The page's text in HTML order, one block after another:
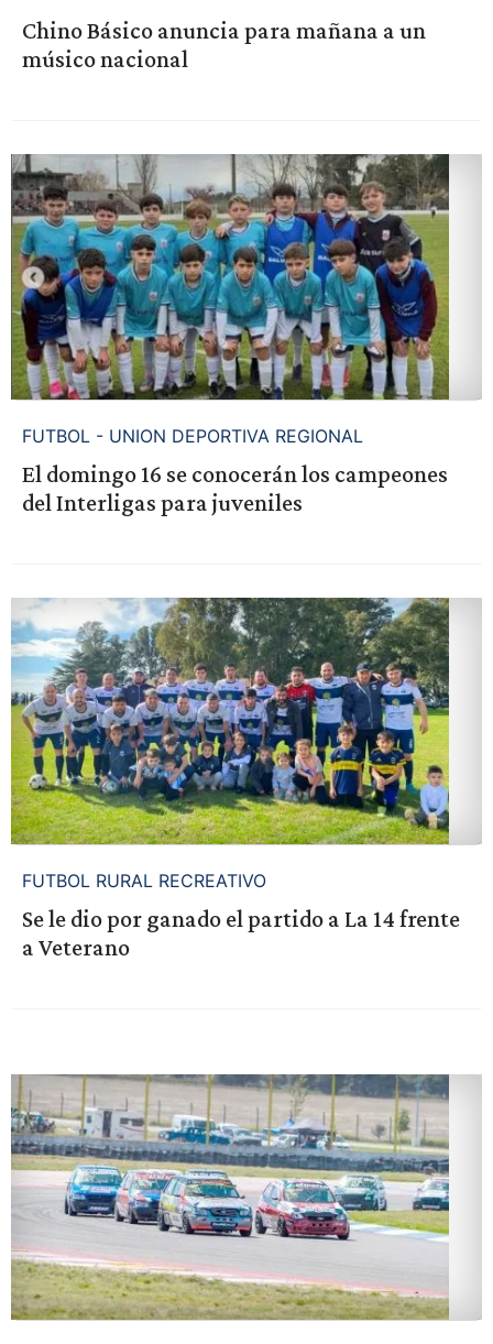
Chino Básico anuncia para mañana a un
músico nacional
FUTBOL - UNION DEPORTIVA REGIONAL
El domingo 16 se conocerán los campeones
del Interligas para juveniles
FUTBOL RURAL RECREATIVO
Se le dio por ganado el partido a La 14 frente
a Veterano